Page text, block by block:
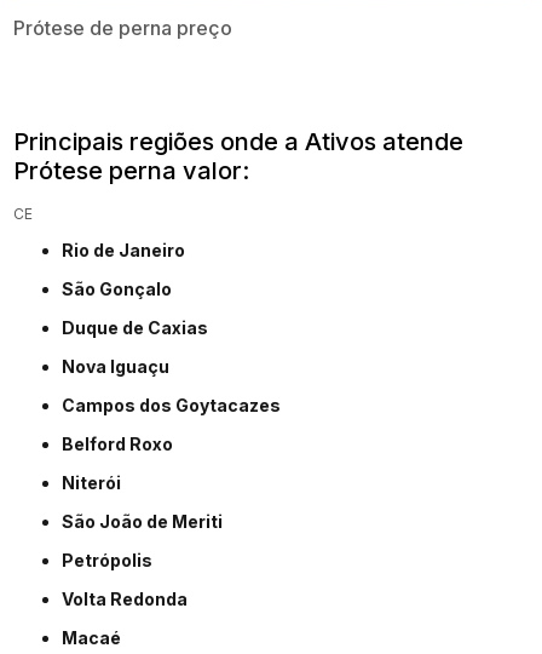
Prótese de perna preço
Principais regiões onde a Ativos atende
Prótese perna valor:
CE
Rio de Janeiro
São Gonçalo
Duque de Caxias
Nova Iguaçu
Campos dos Goytacazes
Belford Roxo
Niterói
São João de Meriti
Petrópolis
Volta Redonda
Macaé